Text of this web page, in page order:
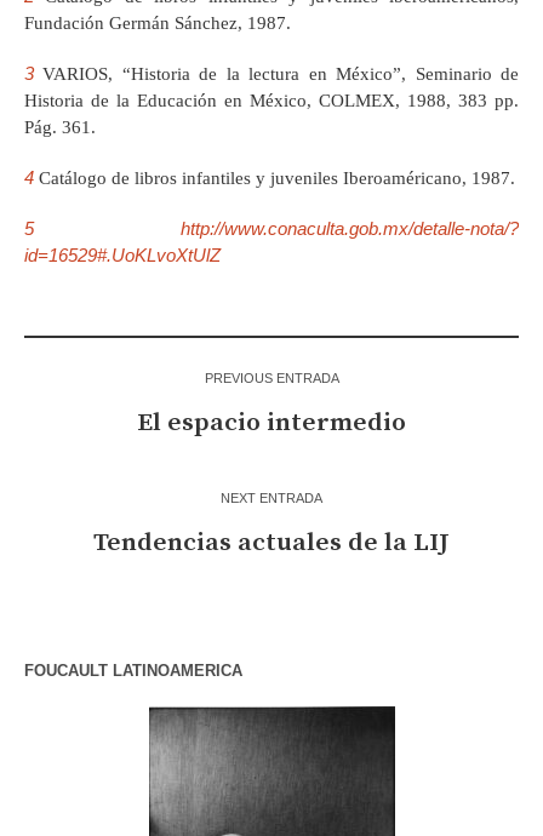
Fundación Germán Sánchez, 1987.
3VARIOS, “Historia de la lectura en México”, Seminario de
Historia de la Educación en México, COLMEX, 1988, 383 pp.
Pág. 361.
4 Catálogo de libros infantiles y juveniles Iberoaméricano, 1987.
5
http://www.conaculta.gob.mx/detalle-nota/?
id=16529#.UoKLvoXtUlZ
PREVIOUS ENTRADA
El espacio intermedio
NEXT ENTRADA
Tendencias actuales de la LIJ
FOUCAULT LATINOAMERICA